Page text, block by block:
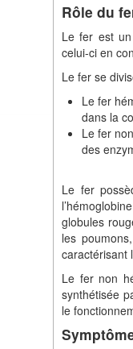
Rôle du
Le fer est
celui-ci en
Le fer se
Le fer
dans la
Le fer
des
Le fer
globules
les
caractérisant
Le fer non
synthétisée
le